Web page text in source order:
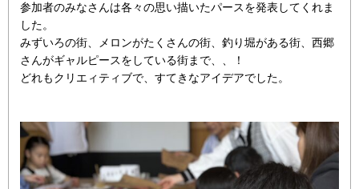
参加者のみなさんは各々の思い描いたパースを発表してくれま
した。
みずいろの街、メロンがたくさんの街、釣り堀がある街、西郷
さんがギャルピースをしている街まで、、！
どれもクリエィティブで、すてきなアイデアでした。